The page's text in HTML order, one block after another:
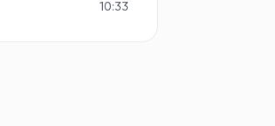
10:33